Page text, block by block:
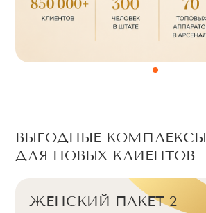
ВЫГОДНЫЕ КОМПЛЕКСЫ
ДЛЯ НОВЫХ КЛИЕНТОВ
ЖЕНСКИЙ ПАКЕТ 3